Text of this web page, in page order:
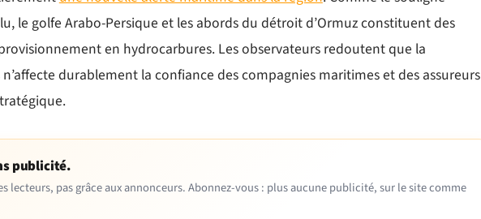
le golfe Arabo-Persique et les abords du détroit d’Ormuz constituent des
en hydrocarbures. Les observateurs redoutent que la
durablement la confiance des compagnies maritimes et des assureurs
publicité.
lecteurs, pas grâce aux annonceurs. Abonnez-vous : plus aucune publicité, sur le site comme